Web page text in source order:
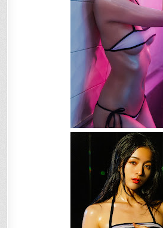
辰!!!
比
基
尼
尺
度
半
球
視
角